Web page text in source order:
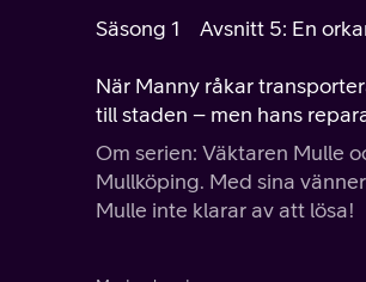
Säsong 1 Avsnitt 5: En
När Manny råkar
till staden – men hans
Om serien: Väktaren Mulle
Mullköping. Med sina
Mulle inte klarar av att lösa!